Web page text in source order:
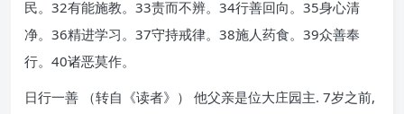
民。32有能施教。33责而不辨。34行善回向。35身心清
净。36精进学习。37守持戒律。38施人药食。39众善奉
行。40诸恶莫作。
日行一善 （转自《读者》） 他父亲是位大庄园主. 7岁之前,